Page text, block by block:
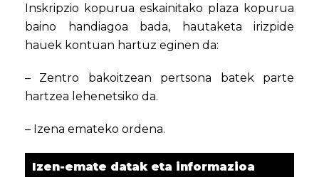
Inskripzio kopurua eskainitako plaza kopurua
baino handiagoa bada, hautaketa irizpide
hauek kontuan hartuz eginen da:
– Zentro bakoitzean pertsona batek parte
hartzea lehenetsiko da.
– Izena emateko ordena.
Izen-emate datak eta informazioa